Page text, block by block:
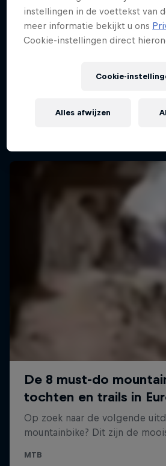
instellingen in de voettekst van
meer informatie bekijkt u ons
Cookie-instellingen direct
Cookie-
Alles afwijzen